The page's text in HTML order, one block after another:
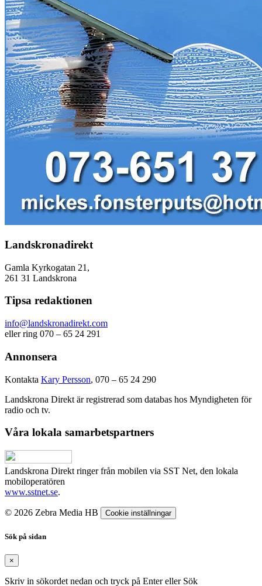
Landskronadirekt
Gamla Kyrkogatan 21,
261 31 Landskrona
Tipsa redaktionen
info@landskronadirekt.com
eller ring 070 – 65 24 291
Annonsera
Kontakta Kary Persson, 070 – 65 24 290
Landskrona Direkt är registrerad som databas hos Myndigheten för
radio och tv.
Våra lokala samarbetspartners
Landskrona Direkt ringer från mobilen via SST Net, den lokala
mobiloperatören
www.sstnet.se.
© 2026 Zebra Media HB Cookie inställningar
Sök på sidan
×
Skriv in sökordet nedan och tryck på Enter eller Sök